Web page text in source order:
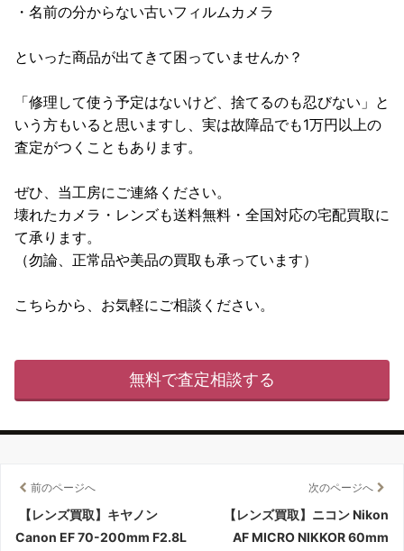
・名前の分からない古いフィルムカメラ
といった商品が出てきて困っていませんか？
「修理して使う予定はないけど、捨てるのも忍びない」と
いう方もいると思いますし、実は故障品でも1万円以上の
査定がつくこともあります。
ぜひ、当工房にご連絡ください。
壊れたカメラ・レンズも送料無料・全国対応の宅配買取に
て承ります。
（勿論、正常品や美品の買取も承っています）
こちらから、お気軽にご相談ください。
無料で査定相談する
前のページへ
【レンズ買取】キヤノン
Canon EF 70-200mm F2.8L
次のページへ
【レンズ買取】ニコン Nikon
AF MICRO NIKKOR 60mm